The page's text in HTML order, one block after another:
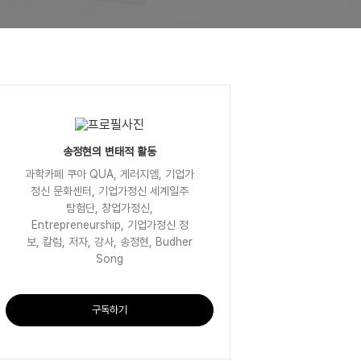
송정현의 변태적 활동
과학카페 쿠아 QUA, 게러지엠, 기업가
정신 문화센터, 기업가정신 세계일주
탐험단, 창업가정신,
Entrepreneurship, 기업가정신 정
보, 칼럼, 저자, 강사, 송정현, Budher
Song
구독하기